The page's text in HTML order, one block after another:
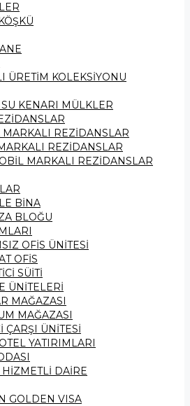
ÜRETİM KOLEKSİYONU
KENARI MÜLKLER
REZİDANSLAR
REZİDANSLAR
MARKALI REZİDANSLAR
BİNA
BLOĞU
OFİS ÜNİTESİ
OFİS
SÜİTİ
ÜNİTELERİ
MAĞAZASI
MAĞAZASI
ÇARŞI ÜNİTESİ
YATIRIMLARI
HİZMETLİ DAİRE
GOLDEN VISA